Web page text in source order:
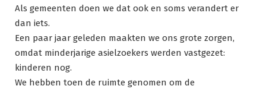
Als gemeenten doen we dat ook en soms verandert er
dan iets.
Een paar jaar geleden maakten we ons grote zorgen,
omdat minderjarige asielzoekers werden vastgezet:
kinderen nog.
We hebben toen de ruimte genomen om de